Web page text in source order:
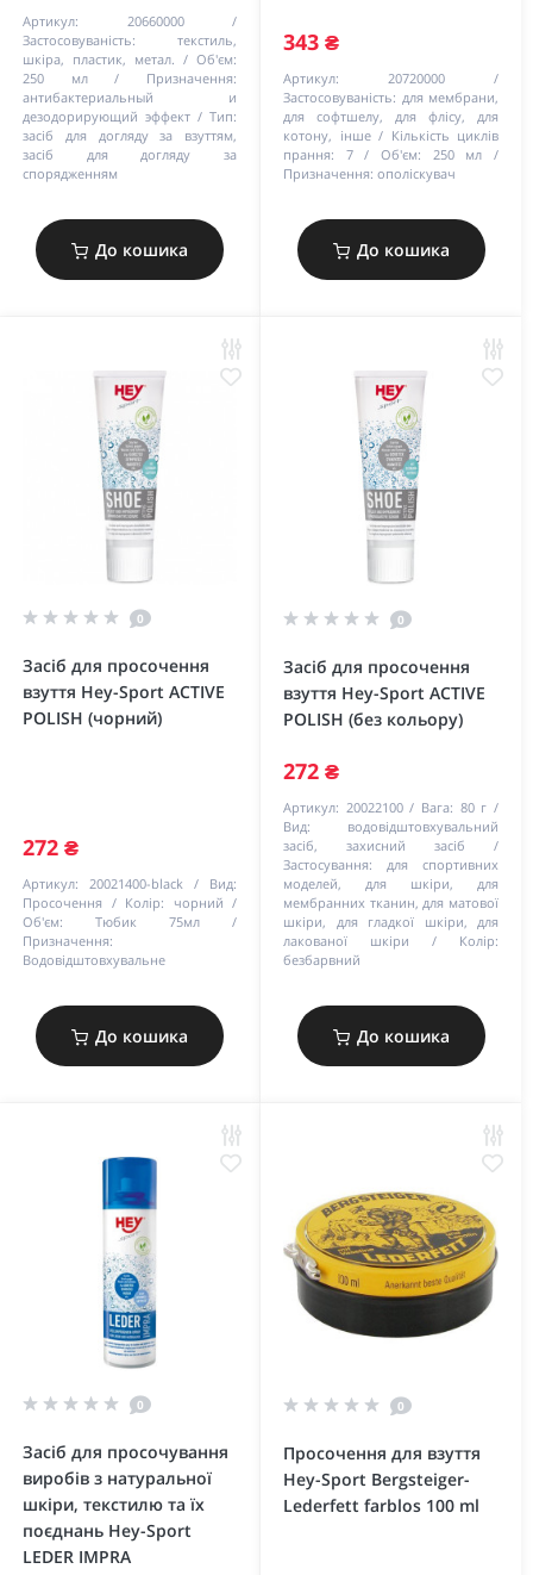
Артикул:
20660000
Застосовуваність:
текстиль,
шкіра, пластик, метал.
Об'єм:
250 мл
Призначення:
антибактериальный и
дезодорирующий эффект
Тип:
засіб для догляду за взуттям,
засіб для догляду за
спорядженням
До кошика
343 ₴
Артикул:
20720000
Застосовуваність: для мембрани,
для софтшелу, для флісу, для
котону, інше
Кількість циклів
прання:
7 Об'єм:
250 мл
Призначення: ополіскувач
До кошика
0
Засіб для просочення
взуття Hey-Sport ACTIVE
POLISH (чорний)
272 ₴
Артикул: 20021400-black
Вид:
Просочення
Колір:
чорний
Об'єм:
Тюбик 75мл
Призначення:
Водовідштовхувальне
До кошика
0
Засіб для просочення
взуття Hey-Sport ACTIVE
POLISH (без кольору)
272 ₴
Артикул: 20022100 Вага: 80 г
Вид:
водовідштовхувальний
засіб, захисний засіб
Застосування:
для спортивних
моделей, для шкіри, для
мембранних тканин, для матової
шкіри, для гладкої шкіри, для
лакованої шкіри
Колір:
безбарвний
До кошика
0
Засіб для просочування
виробів з натуральної
шкіри, текстилю та їх
поєднань Hey-Sport
LEDER IMPRA
0
Просочення для взуття
Hey-Sport Bergsteiger-
Lederfett farblos 100 ml